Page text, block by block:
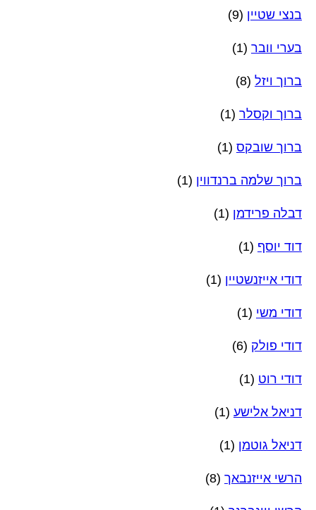
בנצי שטיין (9)
בערי וובר (1)
ברוך ויזל (8)
ברוך וקסלר (1)
ברוך שובקס (1)
ברוך שלמה ברנדווין (1)
דבלה פרידמן (1)
דוד יוסף (1)
דודי אייזנשטיין (1)
דודי משי (1)
דודי פולק (6)
דודי רוט (1)
דניאל אלישע (1)
דניאל גוטמן (1)
הרשי אייזנבאך (8)